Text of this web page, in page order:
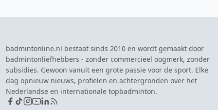
badmintonline.nl bestaat sinds 2010 en wordt gemaakt door
badmintonliefhebbers - zonder commercieel oogmerk, zonder
subsidies. Gewoon vanuit een grote passie voor de sport. Elke
dag opnieuw nieuws, profielen en achtergronden over het
Nederlandse en internationale topbadminton.